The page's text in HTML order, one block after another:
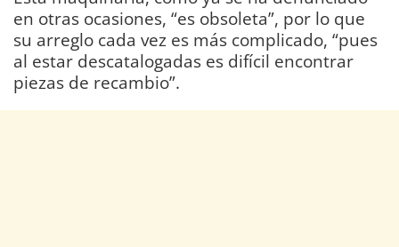
en otras ocasiones, “es obsoleta”, por lo que
su arreglo cada vez es más complicado, “pues
al estar descatalogadas es difícil encontrar
piezas de recambio”.